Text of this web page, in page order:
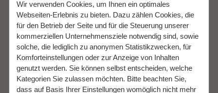
Kanzlei Schwenningen
Johannesstraße 27
78056 Villingen-Schwenningen
Tel.: +49 (0) 77 20 / 99 74 0 - 00
Wir verwenden Cookies, um Ihnen ein optimales
Webseiten-Erlebnis zu bieten. Dazu zählen Cookies, die
für den Betrieb der Seite und für die Steuerung unserer
kommerziellen Unternehmensziele notwendig sind, sowie
solche, die lediglich zu anonymen Statistikzwecken, für
Komforteinstellungen oder zur Anzeige von Inhalten
genutzt werden. Sie können selbst entscheiden, welche
Kategorien Sie zulassen möchten. Bitte beachten Sie,
dass auf Basis Ihrer Einstellungen womöglich nicht mehr